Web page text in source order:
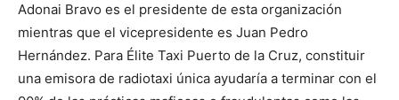
Adonai Bravo es el presidente de esta organización
mientras que el vicepresidente es Juan Pedro
Hernández. Para Élite Taxi Puerto de la Cruz, constituir
una emisora de radiotaxi única ayudaría a terminar con el